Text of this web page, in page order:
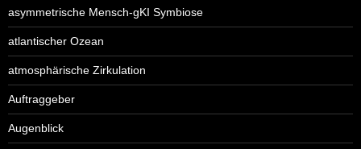
asymmetrische Mensch-gKI Symbiose
atlantischer Ozean
atmosphärische Zirkulation
Auftraggeber
Augenblick